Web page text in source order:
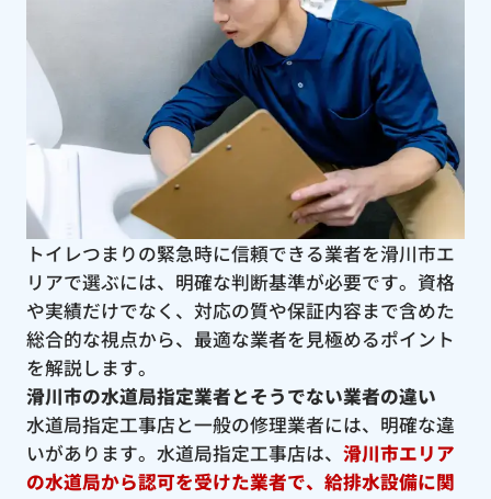
トイレつまりの緊急時に信頼できる業者を滑川市エ
リアで選ぶには、明確な判断基準が必要です。資格
や実績だけでなく、対応の質や保証内容まで含めた
総合的な視点から、最適な業者を見極めるポイント
を解説します。
滑川市の水道局指定業者とそうでない業者の違い
水道局指定工事店と一般の修理業者には、明確な違
いがあります。水道局指定工事店は、 滑川市エリア
の水道局から認可を受けた業者で、給排水設備に関